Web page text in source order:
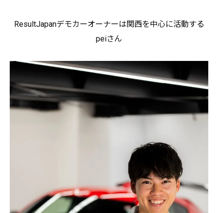
ResultJapanデモカーオーナーは関西を中心に活動する
peiさん